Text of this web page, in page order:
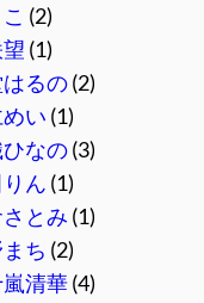
(2)
(1)
るの(2)
い (1)
なの(3)
ん (1)
とみ (1)
ち (2)
清華(4)